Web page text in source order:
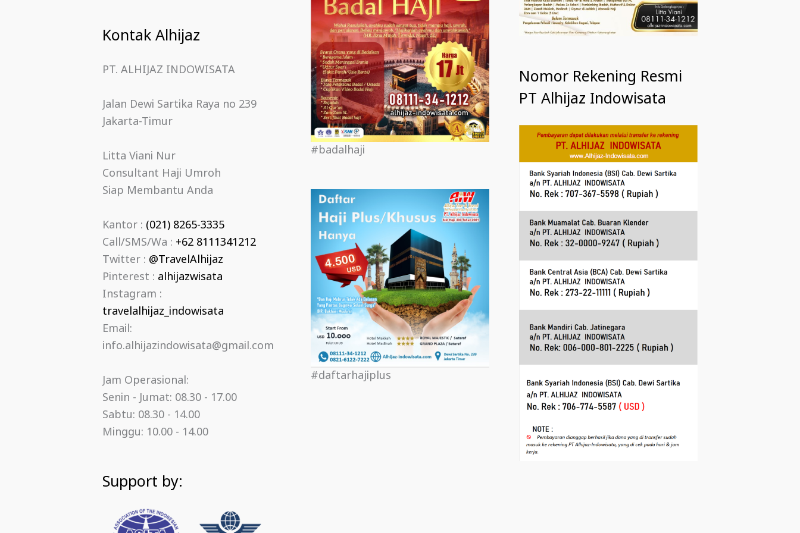
Kontak Alhijaz
PT. ALHIJAZ INDOWISATA
Jalan Dewi Sartika Raya no 239
Jakarta-Timur
Litta Viani Nur
Consultant Haji Umroh
Siap Membantu Anda
Kantor : (021) 8265-3335
Call/SMS/Wa : +62 8111341212
Twitter : @TravelAlhijaz
Pinterest : alhijazwisata
Instagram :
travelalhijaz_indowisata
Email:
info.alhijazindowisata@gmail.com
Jam Operasional:
Senin - Jumat: 08.30 - 17.00
Sabtu: 08.30 - 14.00
Minggu: 10.00 - 14.00
Support by:
#badalhaji
#daftarhajiplus
Nomor Rekening Resmi
PT Alhijaz Indowisata